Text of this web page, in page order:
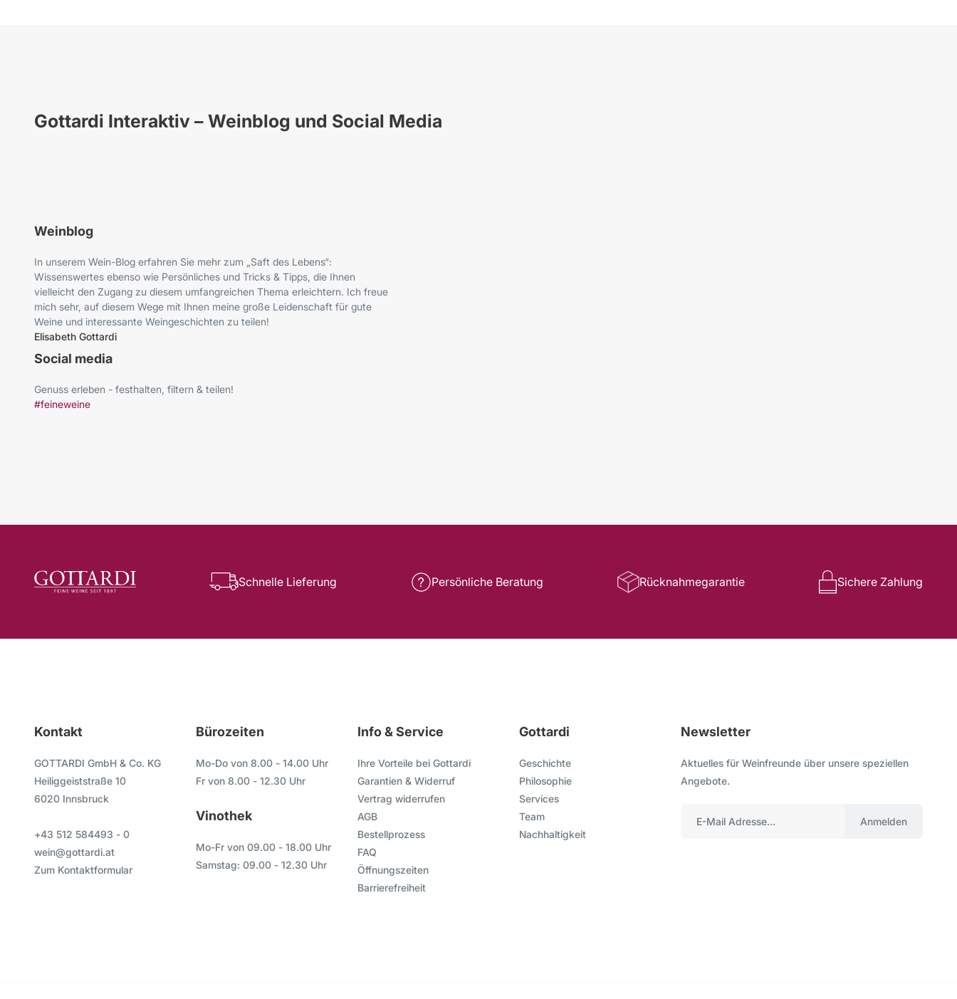
Gottardi Interaktiv – Weinblog und Social Media
Weinblog
In unserem Wein-Blog erfahren Sie mehr zum „Saft des Lebens“:
Wissenswertes ebenso wie Persönliches und Tricks & Tipps, die Ihnen
vielleicht den Zugang zu diesem umfangreichen Thema erleichtern. Ich freue
mich sehr, auf diesem Wege mit Ihnen meine große Leidenschaft für gute
Weine und interessante Weingeschichten zu teilen!
Elisabeth Gottardi
Social media
Genuss erleben - festhalten, filtern & teilen!
#feineweine
Schnelle Lieferung Persönliche Beratung Rücknahmegarantie Sichere Zahlung
Kontakt
GOTTARDI GmbH & Co. KG
Heiliggeiststraße 10
6020 Innsbruck
+43 512 584493 - 0
wein@gottardi.at
Zum Kontaktformular
Bürozeiten
Mo-Do von 8.00 - 14.00 Uhr
Fr von 8.00 - 12.30 Uhr
Vinothek
Mo-Fr von 09.00 - 18.00 Uhr
Samstag: 09.00 - 12.30 Uhr
Info & Service
Ihre Vorteile bei Gottardi
Garantien & Widerruf
Vertrag widerrufen
AGB
Bestellprozess
FAQ
Öffnungszeiten
Barrierefreiheit
Gottardi
Geschichte
Philosophie
Services
Team
Nachhaltigkeit
Newsletter
Aktuelles für Weinfreunde über unsere speziellen
Angebote.
Anmelden